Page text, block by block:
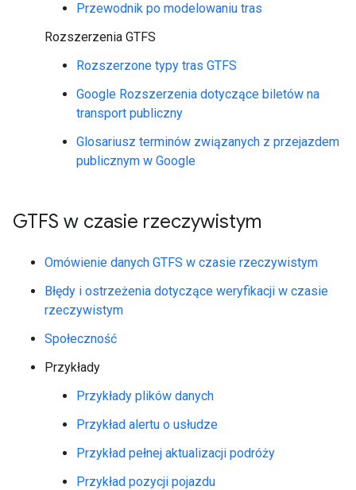
Przewodnik po modelowaniu tras
Rozszerzenia GTFS
Rozszerzone typy tras GTFS
Google Rozszerzenia dotyczące biletów na
transport publiczny
Glosariusz terminów związanych z przejazdem
publicznym w Google
GTFS w czasie rzeczywistym
Omówienie danych GTFS w czasie rzeczywistym
Błędy i ostrzeżenia dotyczące weryfikacji w czasie
rzeczywistym
Społeczność
Przykłady
Przykłady plików danych
Przykład alertu o usłudze
Przykład pełnej aktualizacji podróży
Przykład pozycji pojazdu